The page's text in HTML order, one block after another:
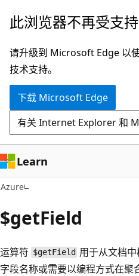
跳
主
要
内
此浏览器不再受支持
请升级到 Microsoft Edge 以
技术支持。
下载 Microsoft Edge
有关 Internet Explorer 和
Learn
Azure
$getField
运算符 $getField 用于从文档
字段名称或需要以编程方式在